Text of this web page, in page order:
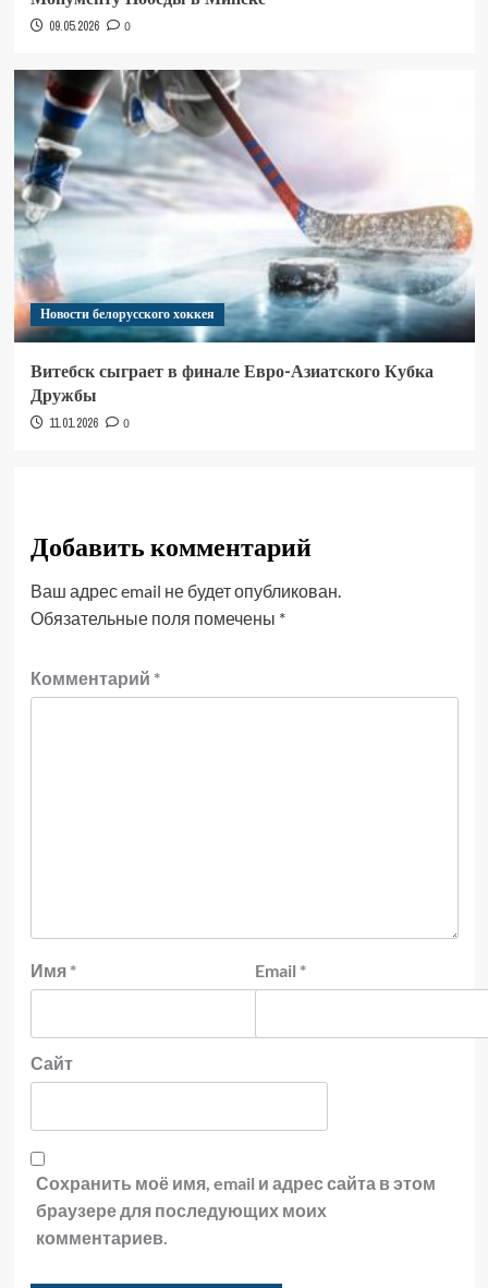
09.05.2026 0
Новости белорусского хоккея
Витебск сыграет в финале Евро-Азиатского Кубка
Дружбы
11.01.2026 0
Добавить комментарий
Ваш адрес email не будет опубликован.
Обязательные поля помечены *
Комментарий *
Имя * Email *
Сайт
Сохранить моё имя, email и адрес сайта в этом
браузере для последующих моих
комментариев.